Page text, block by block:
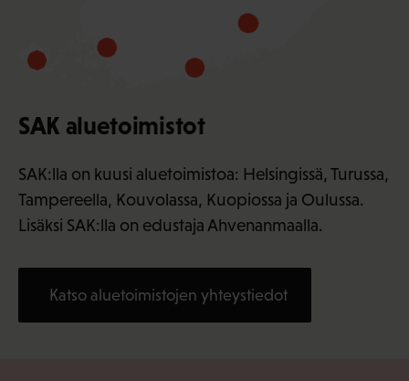
SAK aluetoimistot
SAK:lla on kuusi aluetoimistoa: Helsingissä, Turussa,
Tampereella, Kouvolassa, Kuopiossa ja Oulussa.
Lisäksi SAK:lla on edustaja Ahvenanmaalla.
Katso aluetoimistojen yhteystiedot